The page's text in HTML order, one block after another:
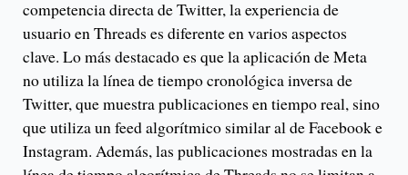
competencia directa de Twitter, la experiencia de
usuario en Threads es diferente en varios aspectos
clave. Lo más destacado es que la aplicación de Meta
no utiliza la línea de tiempo cronológica inversa de
Twitter, que muestra publicaciones en tiempo real, sino
que utiliza un feed algorítmico similar al de Facebook e
Instagram. Además, las publicaciones mostradas en la